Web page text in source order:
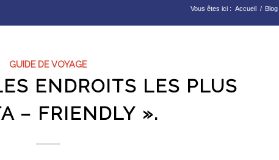
Vous êtes ici : Accueil / Blog
GUIDE DE VOYAGE
ENDROITS LES PLUS
– FRIENDLY ».